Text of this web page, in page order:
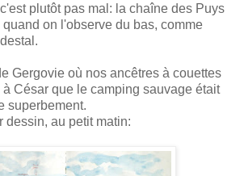
plutôt pas mal: la chaîne des Puys
on l'observe du bas, comme
Gergovie où nos ancêtres à couettes
César que le camping sauvage était
superbement.
dessin, au petit matin: